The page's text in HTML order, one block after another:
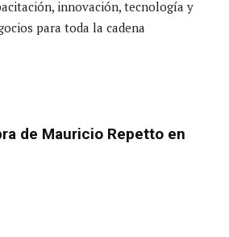
innovación, tecnología y
para toda la cadena
de Mauricio Repetto en